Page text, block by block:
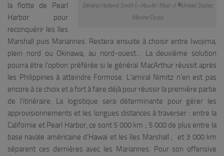
Général Holland Smith (« Howlin’ Mad ») ©United States
Marine Corps
la flotte de Pearl
Harbor pour
reconquérir les îles
Marshall puis Mariannes. Restera ensuite à choisir entre Iwojima,
plein nord ou Okinawa, au nord-ouest… La deuxième solution
pourra être l’option préférée si le général MacArthur réussit après
les Philippines à atteindre Formose. L’amiral Nimitz n’en est pas
encore à ce choix et a fort à faire déjà pour réussir la première partie
de l’itinéraire. La logistique sera déterminante pour gérer les
approvisionnements et les longues distances à traverser : entre la
Californie et Pearl Harbor, ce sont 5 000 km ; 5 000 de plus entre la
base navale américaine d’Hawaï et les îles Marshall ; et 3 000 km
séparent ces dernières avec les Mariannes. Pour son offensive